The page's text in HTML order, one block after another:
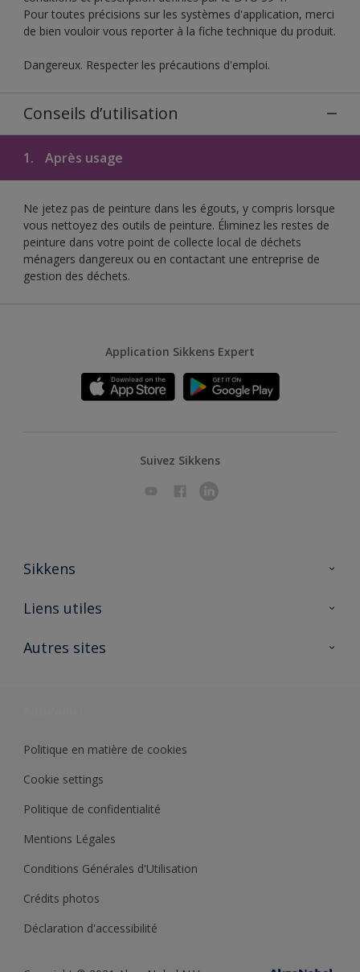
Pour toutes précisions sur les systèmes d'application, merci
de bien vouloir vous reporter à la fiche technique du produit.
Dangereux. Respecter les précautions d'emploi.
Conseils d’utilisation
1. Après usage
Ne jetez pas de peinture dans les égouts, y compris lorsque
vous nettoyez des outils de peinture. Éliminez les restes de
peinture dans votre point de collecte local de déchets
ménagers dangereux ou en contactant une entreprise de
gestion des déchets.
Application Sikkens Expert
Suivez Sikkens
Sikkens
A propos de Sikkens
Liens utiles
Ouvrir un magasin PASS
Autres sites
Politique en matière de cookies
Cookie settings
Politique de confidentialité
Mentions Légales
Conditions Générales d'Utilisation
Crédits photos
Déclaration d'accessibilité